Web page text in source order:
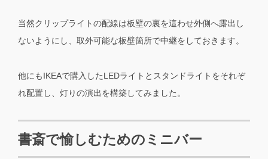
当然クリップライトの配線は板壁の裏を這わせ外側へ露出し
ないようにし、取外可能な板壁箇所で中継をしておきます。
他にもIKEAで購入したLEDライトとスタンドライトをそれぞ
れ配置し、灯りの演出を構築してみました。
書斎で愉しむためのミニバー